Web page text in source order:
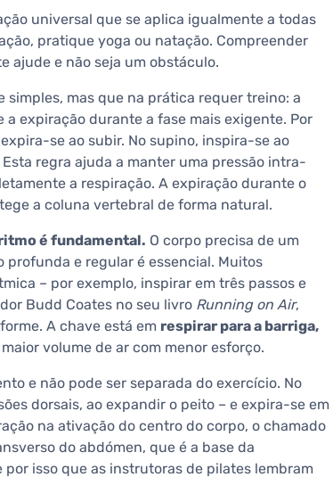
universal que se aplica igualmente a todas
pratique yoga ou natação. Compreender
ajude e não seja um obstáculo.
mas que na prática requer treino: a
expiração durante a fase mais exigente. Por
se ao subir. No supino, inspira-se ao
regra ajuda a manter uma pressão intra-
a respiração. A expiração durante o
a coluna vertebral de forma natural.
é fundamental. O corpo precisa de um
e regular é essencial. Muitos
– por exemplo, inspirar em três passos e
Budd Coates no seu livro Running on Air,
A chave está em respirar para a barriga,
volume de ar com menor esforço.
e não pode ser separada do exercício. No
dorsais, ao expandir o peito – e expira-se em
na ativação do centro do corpo, o chamado
do abdómen, que é a base da
isso que as instrutoras de pilates lembram